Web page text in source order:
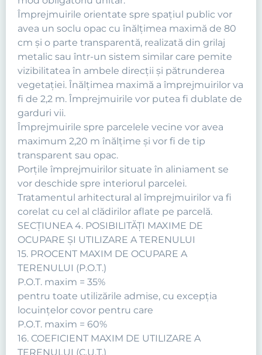
Împrejmuirile orientate spre spaţiul public vor
avea un soclu opac cu înălţimea maximă de 80
cm şi o parte transparentă, realizată din grilaj
metalic sau într-un sistem similar care pemite
vizibilitatea în ambele direcţii şi pătrunderea
vegetaţiei. Înălţimea maximă a împrejmuirilor va
fi de 2,2 m. Împrejmuirile vor putea fi dublate de
garduri vii.
Împrejmuirile spre parcelele vecine vor avea
maximum 2,20 m înălţime şi vor fi de tip
transparent sau opac.
Porţile împrejmuirilor situate în aliniament se
vor deschide spre interiorul parcelei.
Tratamentul arhitectural al împrejmuirilor va fi
corelat cu cel al clădirilor aflate pe parcelă.
SECŢIUNEA 4. POSIBILITĂŢI MAXIME DE
OCUPARE ŞI UTILIZARE A TERENULUI
15. PROCENT MAXIM DE OCUPARE A
TERENULUI (P.O.T.)
P.O.T. maxim = 35%
pentru toate utilizările admise, cu excepţia
locuinţelor covor pentru care
P.O.T. maxim = 60%
16. COEFICIENT MAXIM DE UTILIZARE A
TERENULUI (C.U.T.)